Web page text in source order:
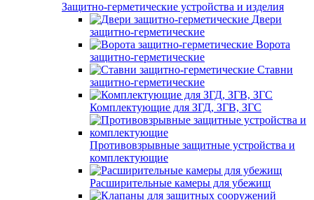
Защитно-герметические устройства и изделия
Двери
защитно-герметические
Ворота
защитно-герметические
Ставни
защитно-герметические
Комплектующие для ЗГД, ЗГВ, ЗГС
Противовзрывные защитные устройства и
комплектующие
Расширительные камеры для убежищ